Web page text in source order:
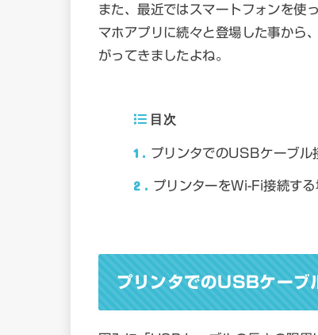
また、最近ではスマートフォンを使
マホアプリに続々と登場した事から
がってきましたよね。
目次
1 プリンタでのUSBケーブル
2 プリンターをWi-Fi接続す
プリンタでのUSBケーブ